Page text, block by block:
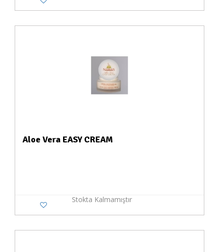
Aloe Vera EASY CREAM
Stokta Kalmamıştır